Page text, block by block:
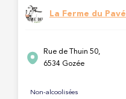
La Ferme du Pavé
Rue de Thuin 50,
6534 Gozée
Non-alcoolisées